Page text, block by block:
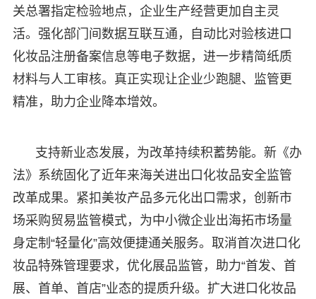
关总署指定检验地点，企业生产经营更加自主灵
活。强化部门间数据互联互通，自动比对验核进口
化妆品注册备案信息等电子数据，进一步精简纸质
材料与人工审核。真正实现让企业少跑腿、监管更
精准，助力企业降本增效。
支持新业态发展，为改革持续积蓄势能。新《办
法》系统固化了近年来海关进出口化妆品安全监管
改革成果。紧扣美妆产品多元化出口需求，创新市
场采购贸易监管模式，为中小微企业出海拓市场量
身定制“轻量化”高效便捷通关服务。取消首次进口化
妆品特殊管理要求，优化展品监管，助力“首发、首
展、首单、首店”业态的提质升级。扩大进口化妆品